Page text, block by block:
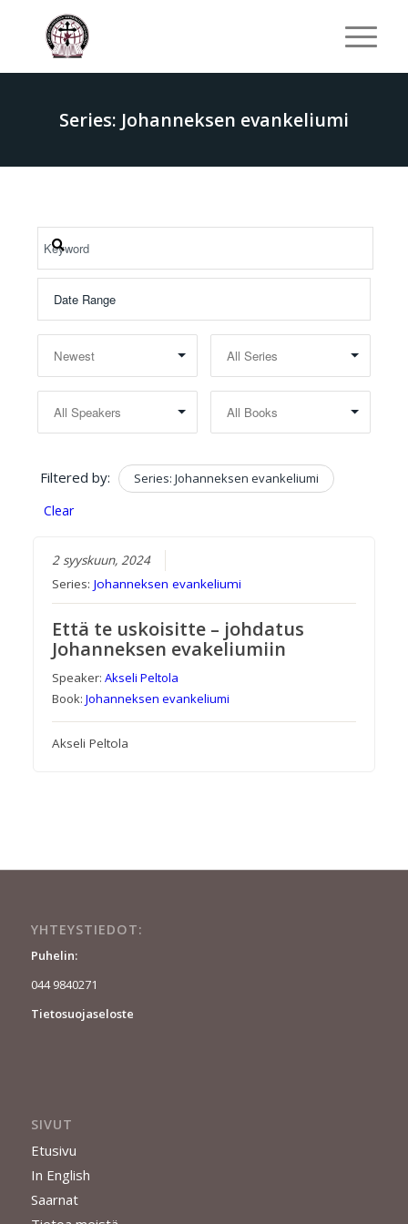
Series: Johanneksen evankeliumi
Filtered by: Series: Johanneksen evankeliumi
Clear
2 syyskuun, 2024
Series:Johanneksen evankeliumi
Että te uskoisitte – johdatus
Johanneksen evakeliumiin
Speaker:Akseli Peltola
Book:Johanneksen evankeliumi
Akseli Peltola
YHTEYSTIEDOT:
Puhelin:
044 9840271
Tietosuojaseloste
SIVUT
Etusivu
In English
Saarnat